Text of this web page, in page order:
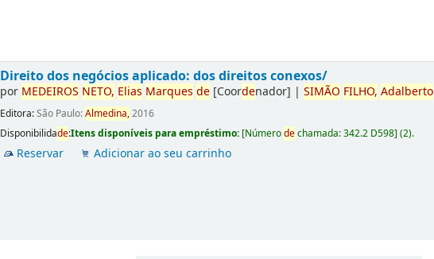
Direito dos negócios aplicado: dos direitos conexos/
por MEDEIROS NETO, Elias Marques de [Coordenador] |SIMÃO FILHO, Adalberto
Editora:São Paulo:Almedina,2016
Disponibilidade:Itens disponíveis para empréstimo: [Númerodechamada:342.2 D598](2).
Reservar Adicionar ao seu carrinho